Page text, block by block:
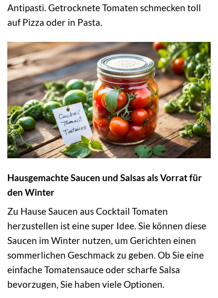
Antipasti. Getrocknete Tomaten schmecken toll
auf Pizza oder in Pasta.
Hausgemachte Saucen und Salsas als Vorrat für
den Winter
Zu Hause Saucen aus Cocktail Tomaten
herzustellen ist eine super Idee. Sie können diese
Saucen im Winter nutzen, um Gerichten einen
sommerlichen Geschmack zu geben. Ob Sie eine
einfache Tomatensauce oder scharfe Salsa
bevorzugen, Sie haben viele Optionen.